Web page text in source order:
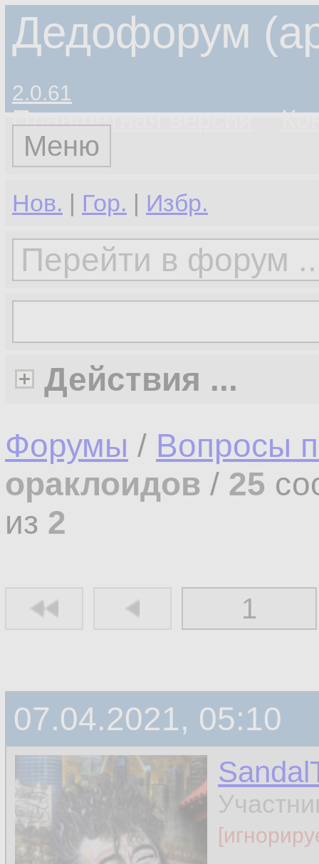
Дедофорум
2.0.61
Планшетная версия
Меню
Нов. | Гор. | Избр.
Действия ...
Форумы / Вопросы
ораклоидов / 25
из 2
1
07.04.2021, 05:10